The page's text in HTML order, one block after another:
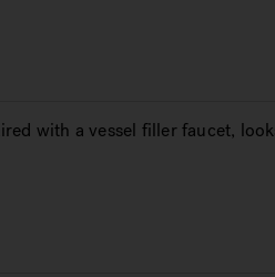
with a vessel filler faucet,